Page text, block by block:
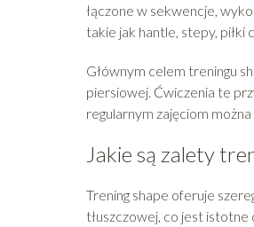
łączone w sekwencje,
takie jak hantle, stepy, piłki
Głównym celem treningu
piersiowej. Ćwiczenia te
regularnym zajęciom
Jakie są zalety
Trening shape oferuje
tłuszczowej, co jest